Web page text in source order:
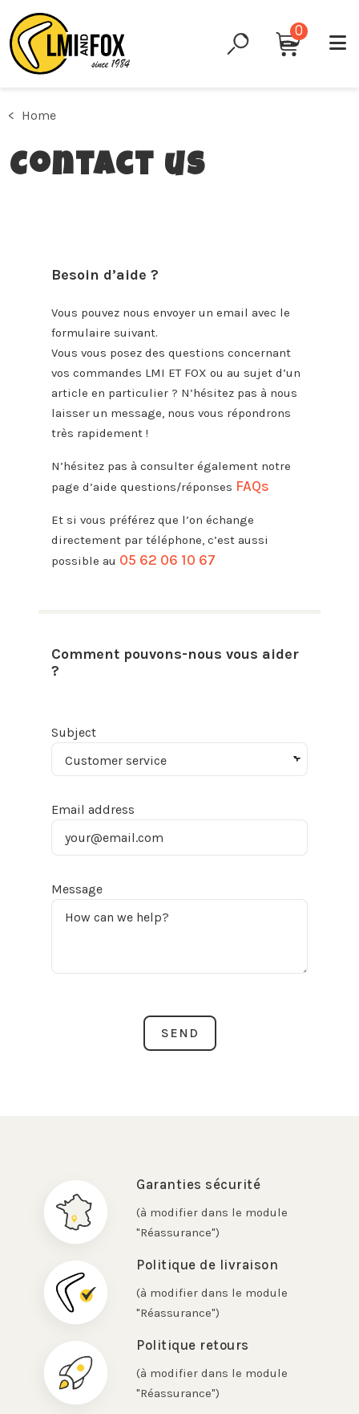
0
Home
Contact us
Besoin d’aide ?
Vous pouvez nous envoyer un email avec le
formulaire suivant.
Vous vous posez des questions concernant
vos commandes LMI ET FOX ou au sujet d’un
article en particulier ? N’hésitez pas à nous
laisser un message, nous vous répondrons
très rapidement !
N’hésitez pas à consulter également notre
page d’aide questions/réponses FAQs
Et si vous préférez que l’on échange
directement par téléphone, c’est aussi
possible au 05 62 06 10 67
Comment pouvons-nous vous aider
?
Subject
Email address
Message
Garanties sécurité
(à modifier dans le module
"Réassurance")
Politique de livraison
(à modifier dans le module
"Réassurance")
Politique retours
(à modifier dans le module
"Réassurance")